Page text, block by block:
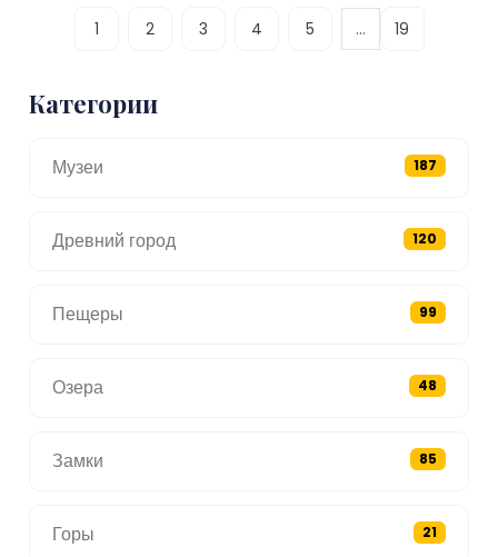
1 2 3 4 5 ... 19
Категории
Музеи 187
Древний город 120
Пещеры 99
Озера 48
Замки 85
Горы 21